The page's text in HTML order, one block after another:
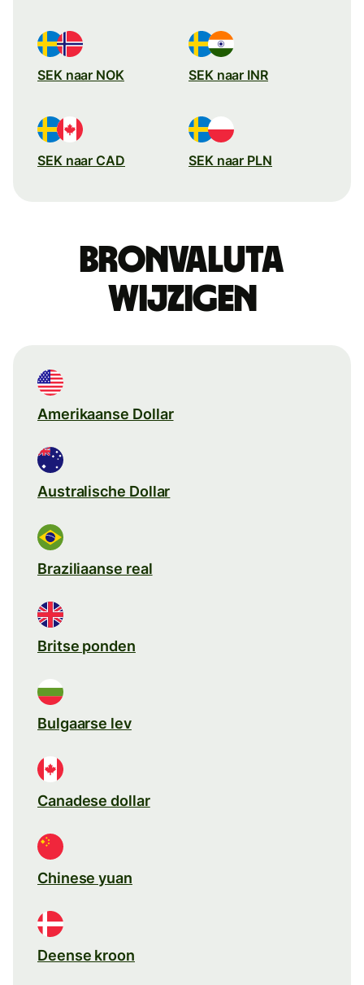
SEK naar NOK SEK naar INR
SEK naar CAD SEK naar PLN
Bronvaluta
wijzigen
Amerikaanse Dollar
Australische Dollar
Braziliaanse real
Britse ponden
Bulgaarse lev
Canadese dollar
Chinese yuan
Deense kroon